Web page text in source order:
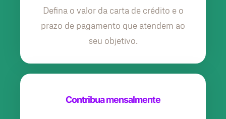
Defina o valor da carta de crédito e o
prazo de pagamento que atendem ao
seu objetivo.
Contribua mensalmente